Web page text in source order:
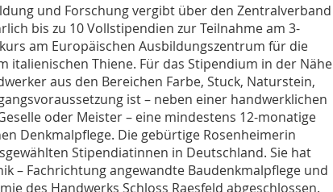
und Forschung vergibt über den Zentralverband
bis zu 10 Vollstipendien zur Teilnahme am 3-
am Europäischen Ausbildungszentrum für die
italienischen Thiene. Für das Stipendium in der Nähe
aus den Bereichen Farbe, Stuck, Naturstein,
ist – neben einer handwerklichen
oder Meister – eine mindestens 12-monatige
Denkmalpflege. Die gebürtige Rosenheimerin
Stipendiatinnen in Deutschland. Sie hat
– Fachrichtung angewandte Baudenkmalpflege und
des Handwerks Schloss Raesfeld abgeschlossen.